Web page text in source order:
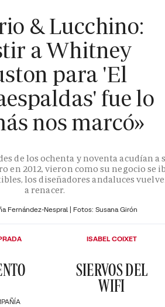
& Lucchino:
a Whitney
para 'El
fue lo
nos marcó»
de los ochenta y noventa acudían a
en 2012, vieron como su negocio se
los diseñadores andaluces
a renacer.
Fernández-Nespral | Fotos: Susana Girón
SIERVOS DEL
WIFI
ISABEL COIXET